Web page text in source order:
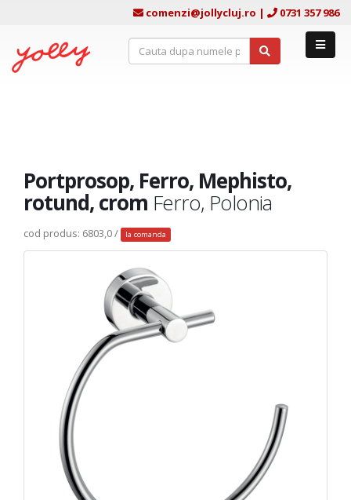
comenzi@jollycluj.ro | 0731 357 986
Portprosop, Ferro, Mephisto,
rotund, crom Ferro, Polonia
cod produs: 6803,0 / la comanda